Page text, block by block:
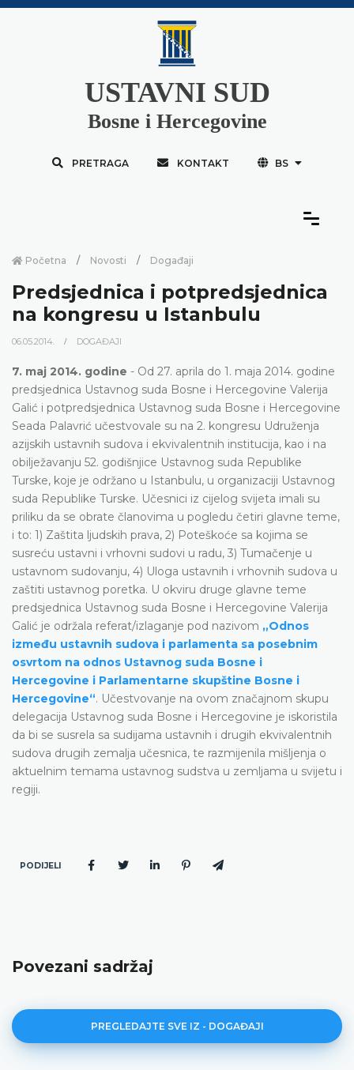
USTAVNI SUD
Bosne i Hercegovine
PRETRAGA KONTAKT BS
Početna Novosti Događaji
Predsjednica i potpredsjednica
na kongresu u Istanbulu
06.05.2014. DOGAĐAJI
7. maj 2014. godine - Od 27. aprila do 1. maja 2014. godine
predsjednica Ustavnog suda Bosne i Hercegovine Valerija
Galić i potpredsjednica Ustavnog suda Bosne i Hercegovine
Seada Palavrić učestvovale su na 2. kongresu Udruženja
azijskih ustavnih sudova i ekvivalentnih institucija, kao i na
obilježavanju 52. godišnjice Ustavnog suda Republike
Turske, koje je održano u Istanbulu, u organizaciji Ustavnog
suda Republike Turske. Učesnici iz cijelog svijeta imali su
priliku da se obrate članovima u pogledu četiri glavne teme,
i to: 1) Zaštita ljudskih prava, 2) Poteškoće sa kojima se
susreću ustavni i vrhovni sudovi u radu, 3) Tumačenje u
ustavnom sudovanju, 4) Uloga ustavnih i vrhovnih sudova u
zaštiti ustavnog poretka. U okviru druge glavne teme
predsjednica Ustavnog suda Bosne i Hercegovine Valerija
Galić je održala referat/izlaganje pod nazivom „Odnos
između ustavnih sudova i parlamenta sa posebnim
osvrtom na odnos Ustavnog suda Bosne i
Hercegovine i Parlamentarne skupštine Bosne i
Hercegovine“. Učestvovanje na ovom značajnom skupu
delegacija Ustavnog suda Bosne i Hercegovine je iskoristila
da bi se susrela sa sudijama ustavnih i drugih ekvivalentnih
sudova drugih zemalja učesnica, te razmijenila mišljenja o
aktuelnim temama ustavnog sudstva u zemljama u svijetu i
regiji.
PODIJELI
Povezani sadržaj
PREGLEDAJTE SVE IZ - DOGAĐAJI